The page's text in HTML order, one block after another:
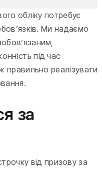
обліку потребує
Ми надаємо
під час
правильно реалізувати
за
від призову за